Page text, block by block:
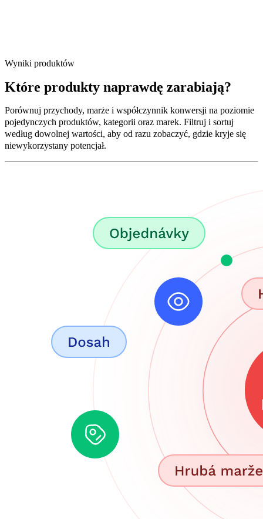
Wyniki produktów
Które produkty naprawdę zarabiają?
Porównuj przychody, marże i współczynnik konwersji na poziomie
pojedynczych produktów, kategorii oraz marek. Filtruj i sortuj
według dowolnej wartości, aby od razu zobaczyć, gdzie kryje się
niewykorzystany potencjał.